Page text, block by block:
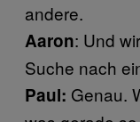
andere.
Aaron: Und
Suche nach
Paul: Genau.